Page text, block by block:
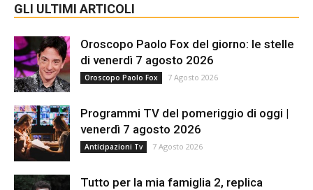
GLI ULTIMI ARTICOLI
Oroscopo Paolo Fox del giorno: le stelle
di venerdì 7 agosto 2026
Oroscopo Paolo Fox 7 Agosto 2026
Programmi TV del pomeriggio di oggi |
venerdì 7 agosto 2026
Anticipazioni Tv 7 Agosto 2026
Tutto per la mia famiglia 2, replica